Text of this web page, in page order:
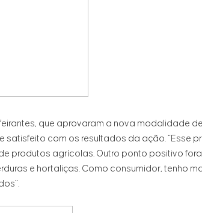
que aprovaram a nova modalidade
com os resultados da ação. “Esse
produtos agrícolas. Outro ponto positivo
e hortaliças. Como consumidor, tenho